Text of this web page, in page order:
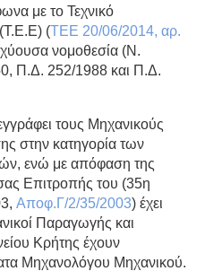
με το Τεχνικό
(ΤΕΕ 20/06/2014, αρ.
νομοθεσία (Ν.
Π.Δ. 252/1988 και Π.Δ.
τους Μηχανικούς
στην κατηγορία των
ενώ με απόφαση της
Επιτροπής του (35η
Αποφ.Γ/2/35/2003) έχει
Παραγωγής και
Κρήτης έχουν
Μηχανολόγου Μηχανικού.